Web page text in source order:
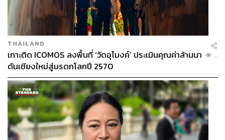
THAILAND
เกาะติด ICOMOS ลงพื้นที่ ‘วัดอุโมงค์’ ประเมินคุณค่าล้านนา
ดันเชียงใหม่สู่มรดกโลกปี 2570
...